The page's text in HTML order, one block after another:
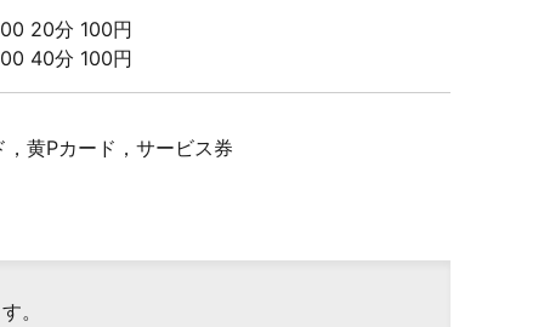
20分 100円
40分 100円
黄Pカード，サービス券
。